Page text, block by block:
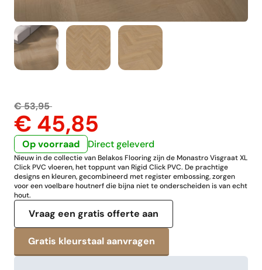
€ 45,85
€ 53,95
Op voorraad Direct geleverd
Nieuw in de collectie van Belakos Flooring zijn de Monastro Visgraat XL
Click PVC vloeren, het toppunt van Rigid Click PVC. De prachtige
designs en kleuren, gecombineerd met register embossing, zorgen
voor een voelbare houtnerf die bijna niet te onderscheiden is van echt
hout.
Vraag een gratis offerte aan